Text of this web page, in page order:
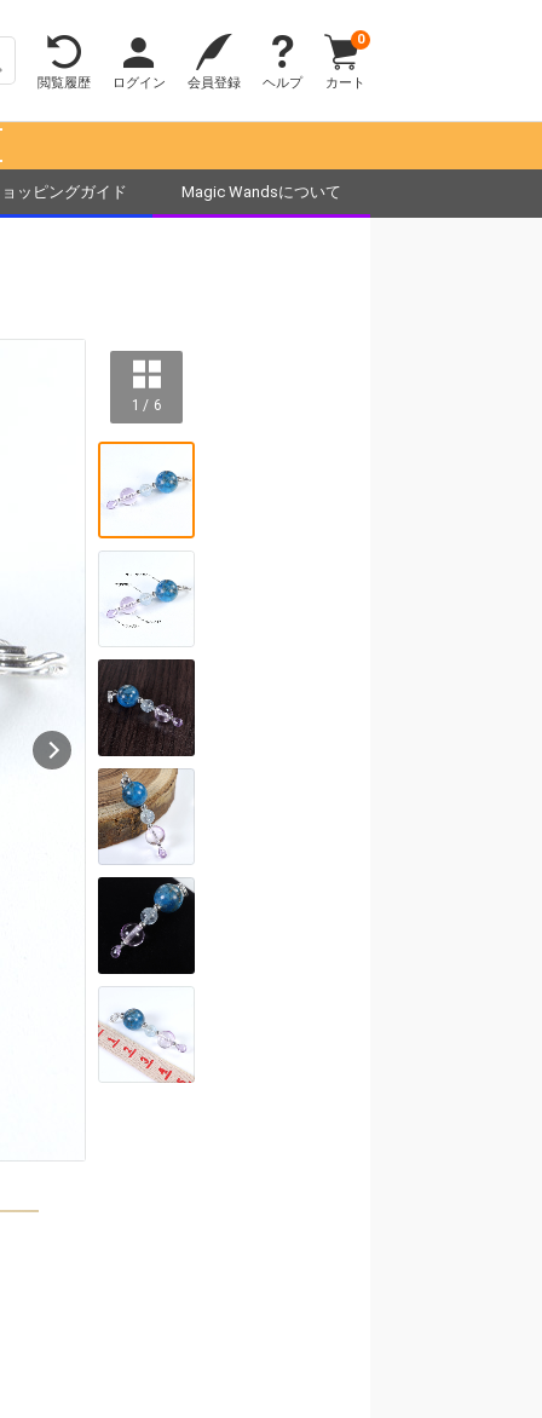
閲覧履歴 ログイン 会員登録 ヘルプ カート
0
ッピングガイド Magic Wandsについて
1 / 6